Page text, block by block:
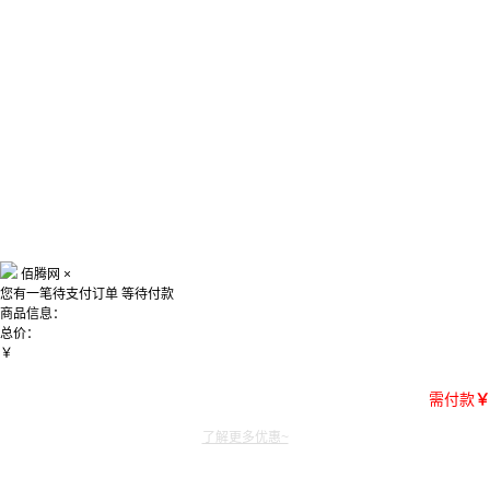
佰腾网 ×
您有一笔待支付订单 等待付款
商品信息：
总价：
￥
需付款￥
了解更多优惠~